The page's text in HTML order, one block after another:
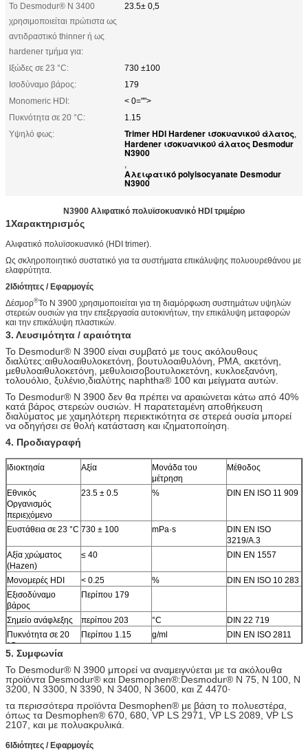
Το Desmodur® Ν 3400
χρησιμοποιείται πρώτιστα ως
αντιδραστικό thinner ή ως
hardener τμήμα για:
23.5± 0,5
Ιξώδες σε 23 °C:
730 ±100
Ισοδύναμο βάρος:
179
Monomeric HDI:
< 0="">
Πυκνότητα σε 20 °C:
1.15
Υψηλό φως:
Trimer HDI Hardener ισοκυανικού άλατος,
Hardener ισοκυανικού άλατος Desmodur
N3900
,
Αλειφατικό polyisocyanate Desmodur
N3900
N3900 Αλιφατικό πολυϊσοκυανικό HDI τριμέριο
1Χαρακτηρισμός
Αλιφατικό πολυϊσοκυανικό (HDI trimer).
Ως σκληροποιητικό συστατικό για τα συστήματα επικάλυψης πολυουρεθάνου με
ελαφρύτητα.
2Ιδιότητες / Εφαρμογές
Δέσμορ®Το N 3900 χρησιμοποιείται για τη διαμόρφωση συστημάτων υψηλών
στερεών ουσιών για την επεξεργασία αυτοκινήτων, την επικάλυψη μεταφορών
και την επικάλυψη πλαστικών.
3. Λευσιμότητα / αραιότητα
Το Desmodur® N 3900 είναι συμβατό με τους ακόλουθους
διαλύτες:αιθυλοαιθυλοκετόνη, βουτυλοαιθυλόνη, PMA, ακετόνη,
μεθυλοαιθυλοκετόνη, μεθυλοισοβουτυλοκετόνη, κυκλοεξανόνη,
τολουόλιο, ξυλένιο,διαλύτης naphtha® 100 και μείγματα αυτών.
Το Desmodur® N 3900 δεν θα πρέπει να αραιώνεται κάτω από 40%
κατά βάρος στερεών ουσιών. Η παρατεταμένη αποθήκευση
διαλύματος με χαμηλότερη περιεκτικότητα σε στερεά ουσία μπορεί
να οδηγήσει σε θολή κατάσταση και ιζηματοποίηση.
4. Προδιαγραφή
Ιδιοκτησία Αξία Μονάδα του
μέτρηση
Μέθοδος
Εθνικός
Οργανισμός
περιεχόμενο
23.5 ± 0.5 % DIN EN ISO 11 909
Ευστάθεια σε 23 °C 730 ± 100 mPa·s
DIN EN ISO
3219/A.3
Αξία χρώματος
(Hazen)
≤ 40 DIN EN 1557
Μονομερές HDI < 0.25 %
DIN EN ISO 10 283
Εξισοδύναμο
βάρος
Περίπου 179
Σημείο ανάφλεξης περίπου 203 °C
DIN 22 719
Πυκνότητα σε 20
°C
Περίπου 1.15 g/ml DIN EN ISO 2811
5. Συμφωνία
Το Desmodur® N 3900 μπορεί να αναμειγνύεται με τα ακόλουθα
προϊόντα Desmodur® και Desmophen®:Desmodur® N 75, N 100, N
3200, N 3300, N 3390, N 3400, N 3600, και Z 4470·
τα περισσότερα προϊόντα Desmophen® με βάση το πολυεστέρα,
όπως τα Desmophen® 670, 680, VP LS 2971, VP LS 2089, VP LS
2107, και με πολυακρυλικά.
6Ιδιότητες / Εφαρμογές